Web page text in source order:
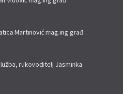
Martinović mag.ing.građ.
rukovoditelj Jasminka